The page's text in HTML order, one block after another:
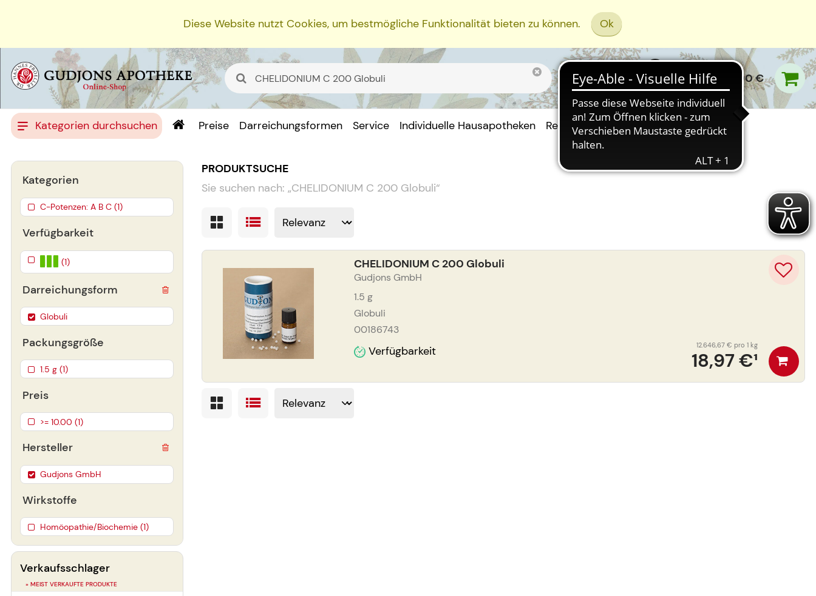
Diese Website nutzt Cookies, um bestmögliche Funktionalität bieten zu können. Ok
0,00 €
Kategorien durchsuchen Preise Darreichungsformen Service Individuelle Hausapotheken Rezept Einreichen
PRODUKTSUCHE
Sie suchen nach: „CHELIDONIUM C 200 Globuli“
CHELIDONIUM C 200 Globuli
Gudjons GmbH
1.5 g
Globuli
00186743
Verfügbarkeit 18,97 €¹
12.646,67 € pro 1 kg
Verfügbarkeit
(1)
Darreichungsform
Globuli
Packungsgröße
1.5 g (1)
Preis
>= 10.00 (1)
Hersteller
Gudjons GmbH
Wirkstoffe
Homöopathie/Biochemie (1)
Kategorien
C-Potenzen: A B C (1)
Verkaufsschlager
» MEIST VERKAUFTE PRODUKTE